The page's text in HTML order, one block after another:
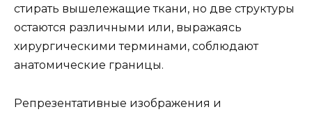
стирать вышележащие ткани, но две структуры
остаются различными или, выражаясь
хирургическими терминами, соблюдают
анатомические границы.
Репрезентативные изображения и